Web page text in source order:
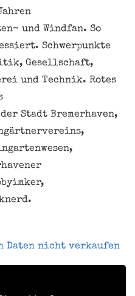
und Windfan. So
Schwerpunkte
Gesellschaft,
und Technik. Rotes
Stadt Bremerhaven,
Daten nicht verkaufen